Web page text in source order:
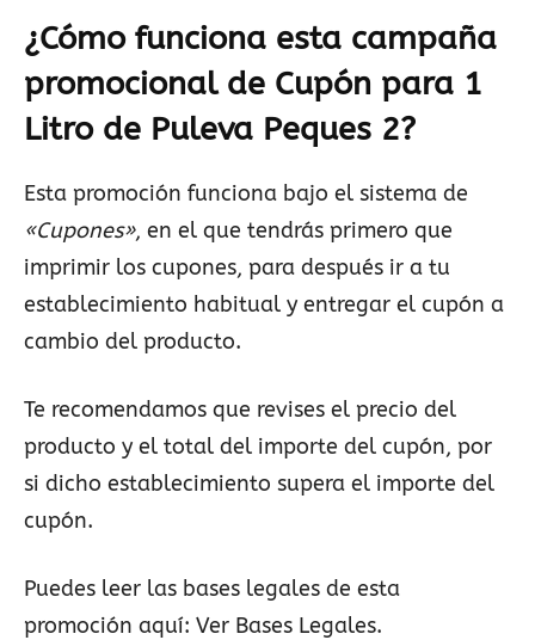
¿Cómo funciona esta campaña
promocional de Cupón para 1
Litro de Puleva Peques 2?
Esta promoción funciona bajo el sistema de
«Cupones», en el que tendrás primero que
imprimir los cupones, para después ir a tu
establecimiento habitual y entregar el cupón a
cambio del producto.
Te recomendamos que revises el precio del
producto y el total del importe del cupón, por
si dicho establecimiento supera el importe del
cupón.
Puedes leer las bases legales de esta
promoción aquí: Ver Bases Legales.